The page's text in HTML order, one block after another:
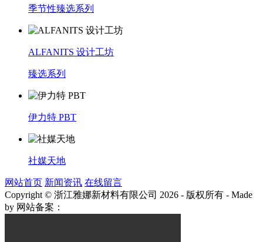
季节性臻选系列
ALFANITS 设计工坊
臻选系列
伊力特 PBT
社媒天地
网站首页 新闻资讯 在线留言
Copyright © 浙江雅娜新材料有限公司 2026 - 版权所有 - Made
by 网站备案：